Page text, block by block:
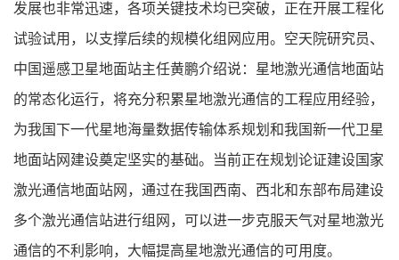
发展也非常迅速，各项关键技术均已突破，正在开展工程化
试验试用，以支撑后续的规模化组网应用。空天院研究员、
中国遥感卫星地面站主任黄鹏介绍说：星地激光通信地面站
的常态化运行，将充分积累星地激光通信的工程应用经验，
为我国下一代星地海量数据传输体系规划和我国新一代卫星
地面站网建设奠定坚实的基础。当前正在规划论证建设国家
激光通信地面站网，通过在我国西南、西北和东部布局建设
多个激光通信站进行组网，可以进一步克服天气对星地激光
通信的不利影响，大幅提高星地激光通信的可用度。